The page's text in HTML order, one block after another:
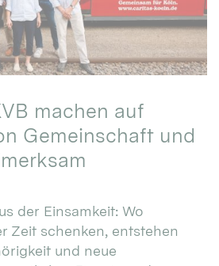
machen auf
Gemeinschaft und
der Einsamkeit: Wo
Zeit schenken, entstehen
und neue